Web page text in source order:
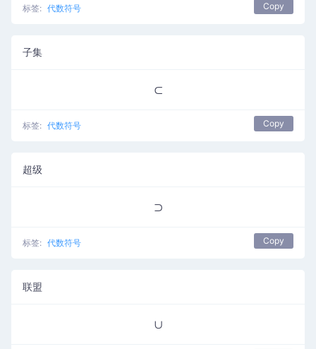
标签: 代数符号 Copy
子集
⊂
标签: 代数符号 Copy
超级
⊃
标签: 代数符号 Copy
联盟
∪